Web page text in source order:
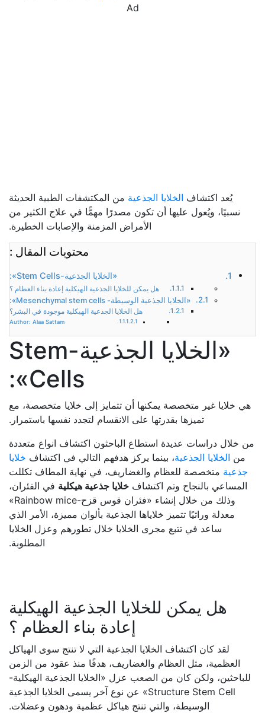
Ad
يُعد اكتشاف الخلايا الجذعية من المكتشفات الطبية الحديثة
نسبيًا، ويُعول عليها أن تكون مصدرًا مهمًّا في علاج الكثير من
الأمراض المزمنة والإصابات الخطيرة.
محتويات المقال :
«الخلايا الجذعية-Stem Cells»:
هل يمكن للخلايا الجذعية الهيكلية إعادة بناء العظام ؟
«الخلايا الجذعية الوسيطة- Mesenchymal stem cells»:
هل الخلايا الجذعية الهيكلية موجودة في البشر؟
Author: Alaa Sattam
«الخلايا الجذعية-Stem
Cells»:
هي خلايا غير متخصصة يمكنها أن تتمايز إلى خلايا متخصصة، مع
تميزها بقدرتها على الانقسام لتجدد نفسها باستمرار.
من خلال دراسات عديدة استطاع الباحثون اكتشاف انواع متعددة
من الخلايا الجذعية، بينما يركز هدفهم التالي في اكتشاف خلايا
جذعية متخصصة للعظام والغضاريف، في نهاية المطاف تكللت
المساعي بالنجاح وتم اكتشاف خلايا جذعية هيكلية في الفئران،
وذلك من خلال إنشاء «فئران قوس قزح-Rainbow mice»
معدلة وراثيًا تتميز خلاياها الجذعية بألوان مميزة، الأمر الذي
ساعد في تتبع مجرى الخلايا خلال تطورهم وعزل الخلايا
المطلوبة.
هل يمكن للخلايا الجذعية الهيكلية
إعادة بناء العظام ؟
لقد كان اكتشاف الخلايا الجذعية التي لا تنتج سوى الهياكل
العظمية، مثل العظام والغضاريف، هدفًا منذ عقود من الزمن
للباحثين، ولكن كان من الصعب عزل «الخلايا الجذعية الهيكلية-
Structure Stem Cell» عن نوع آخر يسمى الخلايا الجذعية
الوسيطة، والتي تنتج هياكل عظمية ودهون وعضلات.